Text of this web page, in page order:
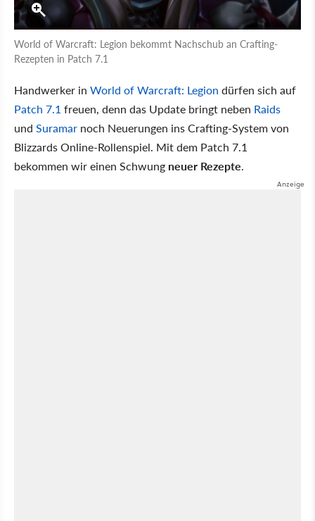
World of Warcraft: Legion bekommt Nachschub an Crafting-
Rezepten in Patch 7.1
Handwerker in World of Warcraft: Legion dürfen sich auf
Patch 7.1freuen, denn das Update bringt neben Raids
und Suramar noch Neuerungen ins Crafting-System von
Blizzards Online-Rollenspiel. Mit dem Patch 7.1
bekommen wir einen Schwung neuer Rezepte.